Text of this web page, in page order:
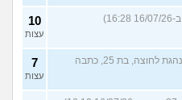
10
עצות
(נהגת לחוצה, בת 25, כתבה
7
עצות